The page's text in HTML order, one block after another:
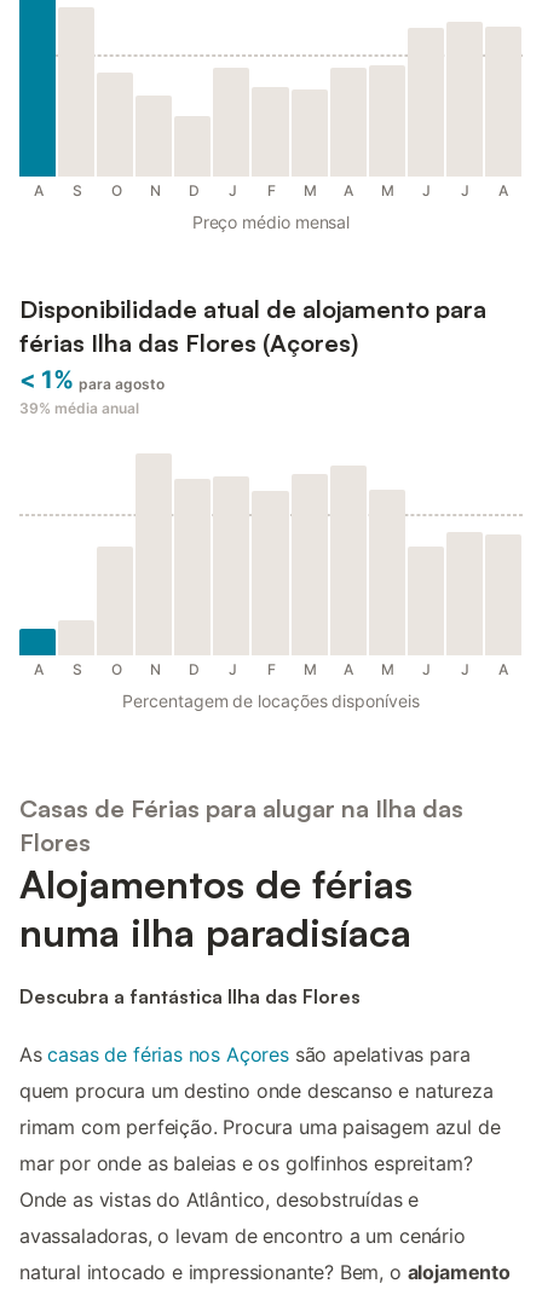
A S O N D J F M A M J J A
Preço médio mensal
Disponibilidade atual de alojamento para
férias Ilha das Flores (Açores)
< 1% para agosto
39% média anual
A S O N D J F M A M J J A
Percentagem de locações disponíveis
Casas de Férias para alugar na Ilha das
Flores
Alojamentos de férias
numa ilha paradisíaca
Descubra a fantástica Ilha das Flores
Ascasas de férias nos Açoressão apelativas para
quem procura um destino onde descanso e natureza
rimam com perfeição. Procura uma paisagem azul de
mar por onde as baleias e os golfinhos espreitam?
Onde as vistas do Atlântico, desobstruídas e
avassaladoras, o levam de encontro a um cenário
natural intocado e impressionante? Bem, o alojamento